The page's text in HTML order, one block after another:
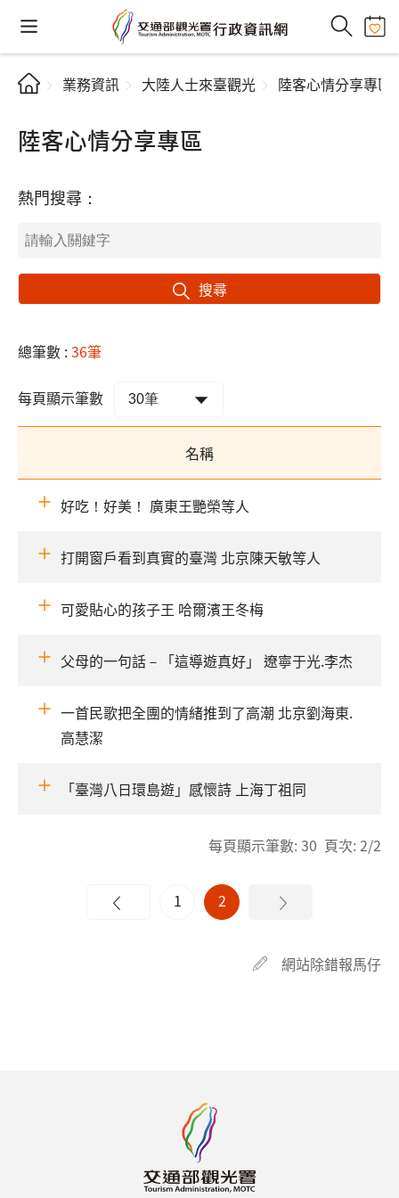
業務資訊 大陸人士來臺觀光 陸客心情分享專區
陸客心情分享專區
熱門搜尋：
搜尋
總筆數 :36筆
每頁顯示筆數
名稱
好吃！好美！ 廣東王艷榮等人
打開窗戶看到真實的臺灣 北京陳天敏等人
可愛貼心的孩子王 哈爾濱王冬梅
父母的一句話－「這導遊真好」 遼寧于光.李杰
一首民歌把全團的情緒推到了高潮 北京劉海東.
高慧潔
「臺灣八日環島遊」感懷詩 上海丁祖同
每頁顯示筆數: 30 頁次: 2/2
1 2
網站除錯報馬仔